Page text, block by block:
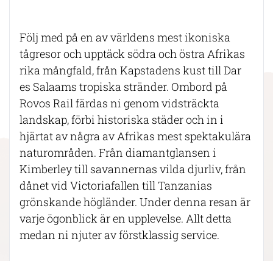
Följ med på en av världens mest ikoniska
tågresor och upptäck södra och östra Afrikas
rika mångfald, från Kapstadens kust till Dar
es Salaams tropiska stränder. Ombord på
Rovos Rail färdas ni genom vidsträckta
landskap, förbi historiska städer och in i
hjärtat av några av Afrikas mest spektakulära
naturområden. Från diamantglansen i
Kimberley till savannernas vilda djurliv, från
dånet vid Victoriafallen till Tanzanias
grönskande högländer. Under denna resan är
varje ögonblick är en upplevelse. Allt detta
medan ni njuter av förstklassig service.